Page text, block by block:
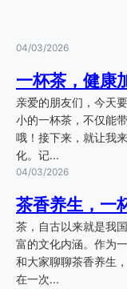
04/03/2026
一杯茶，健康
亲爱的朋友们，今天
小的一杯茶，不仅能
哦！接下来，就让我
化。记...
04/03/2026
茶香养生，一
茶，自古以来就是我
富的文化内涵。作为
和大家聊聊茶香养生
在一次...